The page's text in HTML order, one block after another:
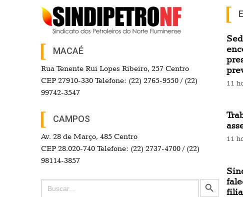
MACAÉ
Rua Tenente Rui Lopes Ribeiro, 257 Centro
CEP 27910-330 Telefone: (22) 2765-9550 / (22)
99742-3547
CAMPOS
Av. 28 de Março, 485 Centro
CEP 28.020-740 Telefone: (22) 2737-4700 / (22)
98114-3857
Search
for:
Search Button
11
11